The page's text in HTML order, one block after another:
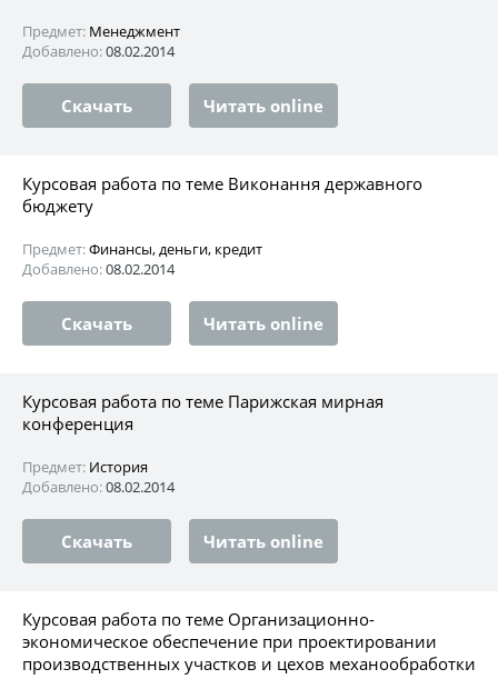
Предмет: Менеджмент
Добавлено:08.02.2014
Скачать Читать online
Курсовая работа по теме Виконання державного
бюджету
Предмет:Финансы, деньги, кредит
Добавлено:08.02.2014
Скачать Читать online
Курсовая работа по теме Парижская мирная
конференция
Предмет: История
Добавлено:08.02.2014
Скачать Читать online
Курсовая работа по теме Организационно-
экономическое обеспечение при проектировании
производственных участков и цехов механообработки